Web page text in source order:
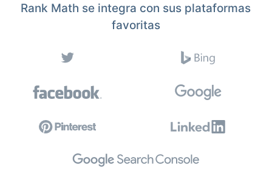
Rank Math se integra con sus plataformas
favoritas